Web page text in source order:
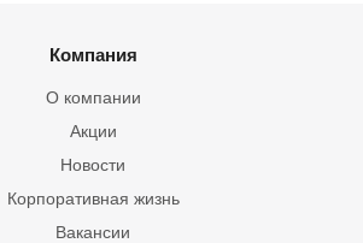
Компания
О компании
Акции
Новости
Корпоративная жизнь
Вакансии